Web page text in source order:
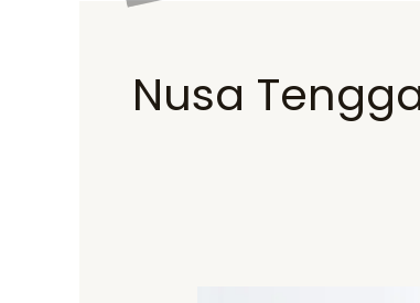
Nusa